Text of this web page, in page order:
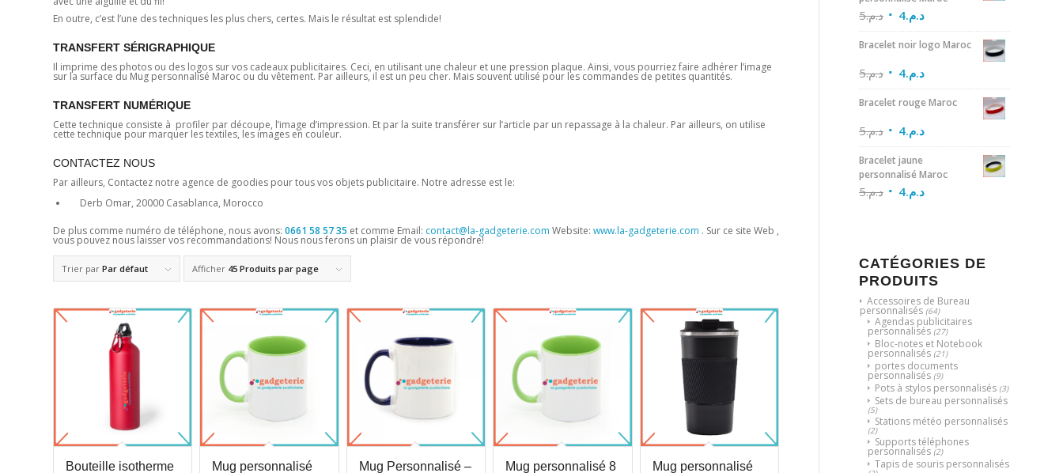
En outre, c’est l’une des techniques les plus chers, certes. Mais le résultat est splendide!
TRANSFERT SÉRIGRAPHIQUE
Il imprime des photos ou des logos sur vos cadeaux publicitaires. Ceci, en utilisant une chaleur et une pression plaque. Ainsi, vous pourriez faire adhérer l’image
sur la surface du Mug personnalisé Maroc ou du vêtement. Par ailleurs, il est un peu cher. Mais souvent utilisé pour les commandes de petites quantités.
TRANSFERT NUMÉRIQUE
Cette technique consiste à profiler par découpe, l’image d’impression. Et par la suite transférer sur l’article par un repassage à la chaleur. Par ailleurs, on utilise
cette technique pour marquer les textiles, les images en couleur.
CONTACTEZ NOUS
Par ailleurs, Contactez notre agence de goodies pour tous vos objets publicitaire. Notre adresse est le:
Derb Omar, 20000 Casablanca, Morocco
De plus comme numéro de téléphone, nous avons: 0661 58 57 35 et comme Email: contact@la-gadgeterie.com Website: www.la-gadgeterie.com . Sur ce site Web ,
vous pouvez nous laisser vos recommandations! Nous nous ferons un plaisir de vous répondre!
Trier par Par défaut Afficher 45 Produits par page
Bouteille isotherme
Mug personnalisé
Mug Personnalisé –
Mug personnalisé 8
Mug personnalisé
د.م.5 د.م.4
Bracelet noir logo Maroc
د.م.5 د.م.4
Bracelet rouge Maroc
د.م.5 د.م.4
Bracelet jaune
personnalisé Maroc
د.م.5 د.م.4
CATÉGORIES DE
PRODUITS
Accessoires de Bureau
personnalisés (64)
Agendas publicitaires
personnalisés (27)
Bloc-notes et Notebook
personnalisés (21)
portes documents
personnalisés (9)
Pots à stylos personnalisés (3)
Sets de bureau personnalisés
(5)
Stations météo personnalisés
(2)
Supports téléphones
personnalisés (2)
Tapis de souris personnalisés